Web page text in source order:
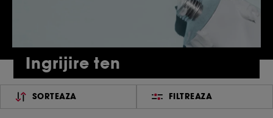
Ingrijire ten
SORTEAZA FILTREAZA